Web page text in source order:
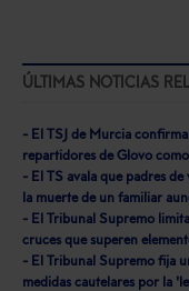
ÚLTIMAS NOTICIAS
- El TSJ de Murcia
repartidores de Glovo
- El TS avala que padres
la muerte de un familiar
- El Tribunal Supremo
cruces que superen
- El Tribunal Supremo fija
medidas cautelares por la